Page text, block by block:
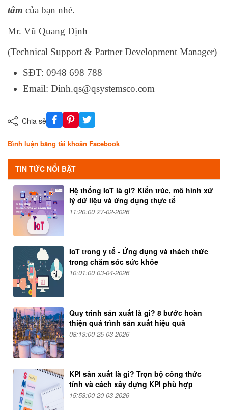
tâm của bạn nhé.
Mr. Vũ Quang Định
(Technical Support & Partner Development Manager)
SĐT: 0948 698 788
Email: Dinh.qs@qsystemsco.com
Chia sẻ
Bình luận bằng tài khoản Facebook
TIN TỨC NỔI BẬT
Hệ thống IoT là gì? Kiến trúc, mô hình xử
lý dữ liệu và ứng dụng thực tế
11:20:00 27-02-2026
IoT trong y tế - Ứng dụng và thách thức
trong chăm sóc sức khỏe
10:01:00 03-04-2026
Quy trình sản xuất là gì? 8 bước hoàn
thiện quá trình sản xuất hiệu quả
08:13:00 25-03-2026
KPI sản xuất là gì? Trọn bộ công thức
tính và cách xây dựng KPI phù hợp
15:53:00 20-03-2026